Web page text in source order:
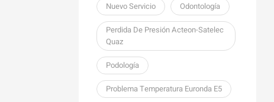
Nuevo Servicio Odontología
Perdida De Presión Acteon-Satelec
Quaz
Podología
Problema Temperatura Euronda E5